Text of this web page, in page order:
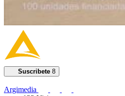
Suscribete 8
Argimedia